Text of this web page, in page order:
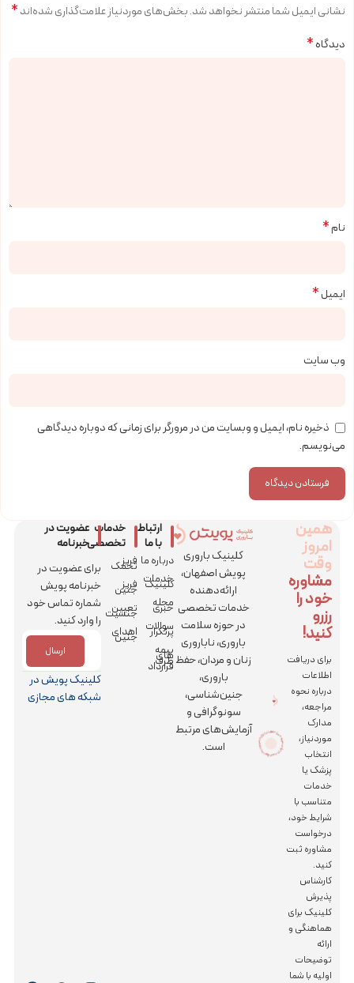
نشانی ایمیل شما منتشر نخواهد شد.بخش‌های موردنیاز علامت‌گذاری شده‌اند*
دیدگاه*
نام*
ایمیل*
وب‌ سایت
ذخیره نام، ایمیل و وبسایت من در مرورگر برای زمانی که دوباره دیدگاهی
می‌نویسم.
همین
امروز
وقت
مشاوره
خود را
رزرو
کنید!
برای دریافت
اطلاعات
درباره نحوه
مراجعه،
مدارک
موردنیاز،
انتخاب
پزشک یا
خدمات
متناسب با
شرایط خود،
درخواست
مشاوره ثبت
کنید.
کارشناس
پذیرش
کلینیک برای
هماهنگی و
ارائه
توضیحات
اولیه با شما
| کلینیک باروریپویشو مرکز جراحی رویش | کلینیکباروریپویشومر
کز جراحی رویش
کلینیک باروری
پویش اصفهان،
ارائه‌دهنده
خدمات تخصصی
در حوزه سلامت
باروری، ناباروری
زنان و مردان، حفظ
باروری،
جنین‌شناسی،
سونوگرافی و
آزمایش‌های مرتبط
است.
ارتباط
با ما
درباره ما
خدمات
کلینیک
مجله
خبری
سوالات
پرتکرار
بیمه
های
طرف
قرارداد
خدمات
تخصصی
فریز
تخمک
فریز
جنین
تعیین
جنسیت
اهدای
جنین
عضویت در
خبرنامه
برای عضویت در
خبرنامه پویش
شماره تماس خود
را وارد کنید.
ارسال
کلینیک پویش در
شبکه های مجازی